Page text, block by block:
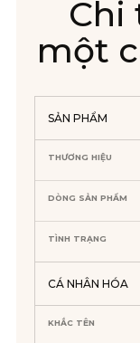
Chi
một
SẢN PHẨM
THƯƠNG HIỆU
DÒNG SẢN PHẨM
TÌNH TRẠNG
CÁ NHÂN HÓA
KHẮC TÊN